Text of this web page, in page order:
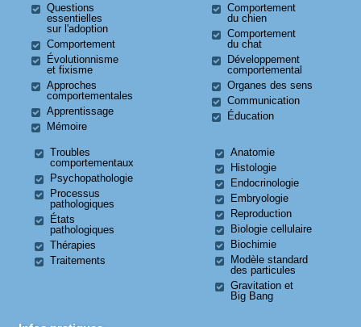
Questions
essentielles
sur l'adoption
Comportement
Évolutionnisme
et fixisme
Approches
comportementales
Apprentissage
Mémoire
Comportement
du chien
Comportement
du chat
Développement
comportemental
Organes des sens
Communication
Éducation
Troubles
comportementaux
Psychopathologie
Processus
pathologiques
États
pathologiques
Thérapies
Traitements
Anatomie
Histologie
Endocrinologie
Embryologie
Reproduction
Biologie cellulaire
Biochimie
Modèle standard
des particules
Gravitation et
Big Bang